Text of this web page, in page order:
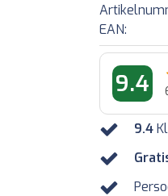
EAN:
9.4
9.4